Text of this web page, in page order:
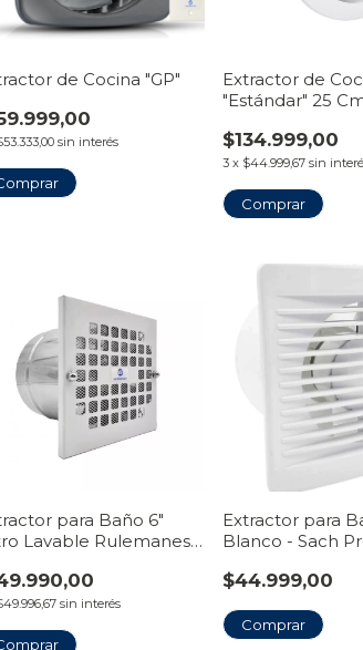
de Cocina "GP"
sin interés
Extractor de
"Estándar" 25
$134.999,00
3 x $44.999,67 sin
para Baño 6"
Lavable Rulemanes
sin interés
Extractor para
Blanco - Sach
$44.999,00
Comprar